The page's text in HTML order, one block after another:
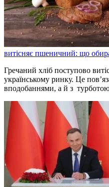
витісняє пшеничний: що
Гречаний хліб поступово
українському ринку. Це
вподобаннями, а й з